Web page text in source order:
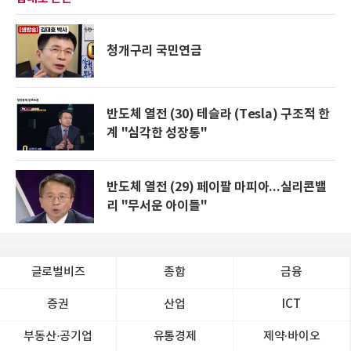
청개구리 국민연금
반도체 열전 (30) 테슬라 (Tesla) 구조적 한
계 "심각한 성장통"
반도체 열전 (29) 페이팔 마피아...실리콘밸
리 "무서운 아이들"
글로벌비즈 종합 금융
증권 산업 ICT
부동산·공기업 유통경제 제약∙바이오